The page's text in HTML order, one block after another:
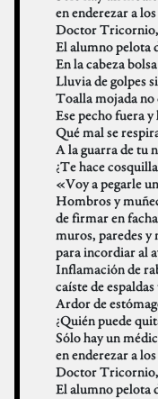
en enderezar a
Doctor
El alumno pelota
En la cabeza
Lluvia de golpes
Toalla mojada no
Ese pecho fuera
Qué mal se
A la guarra de tu
¿Te hace
«Voy a pegarle
Hombros y
de firmar en
muros, paredes y
para incordiar al
Inflamación de
caíste de
Ardor de
¿Quién puede
Sólo hay un
en enderezar a
Doctor
El alumno pelota